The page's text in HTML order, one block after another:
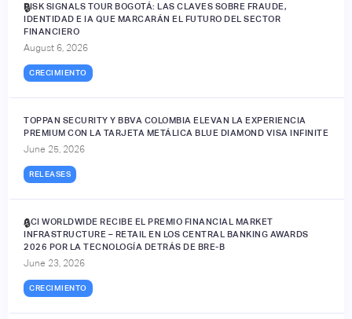
RISK SIGNALS TOUR BOGOTÁ: LAS CLAVES SOBRE FRAUDE,
IDENTIDAD E IA QUE MARCARÁN EL FUTURO DEL SECTOR
FINANCIERO
August 6, 2026
CRECIMIENTO
🔒
TOPPAN SECURITY Y BBVA COLOMBIA ELEVAN LA EXPERIENCIA
PREMIUM CON LA TARJETA METÁLICA BLUE DIAMOND VISA INFINITE
June 25, 2026
RELEASES
ACI WORLDWIDE RECIBE EL PREMIO FINANCIAL MARKET
INFRASTRUCTURE – RETAIL EN LOS CENTRAL BANKING AWARDS
2026 POR LA TECNOLOGÍA DETRÁS DE BRE-B
June 23, 2026
CRECIMIENTO
🔒